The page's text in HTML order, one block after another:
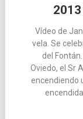
Vídeo de
vela. Se
del
Oviedo, el Sr
encendiendo